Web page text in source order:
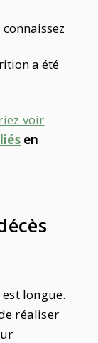
a été
voir
en
longue.
réaliser